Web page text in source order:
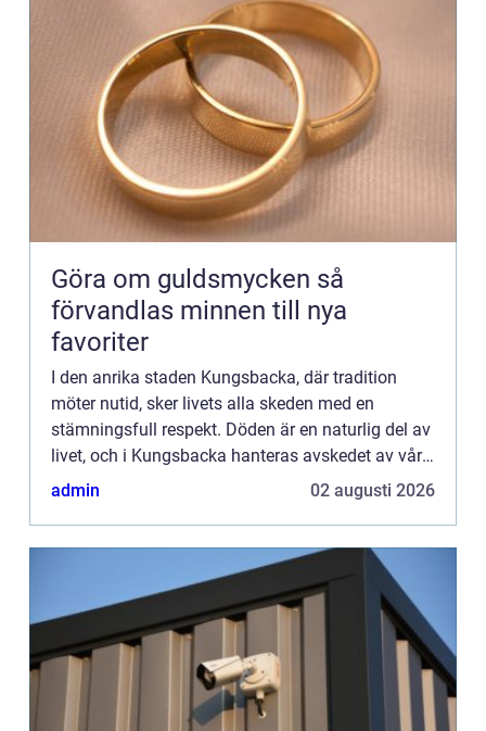
Göra om guldsmycken så
förvandlas minnen till nya
favoriter
I den anrika staden Kungsbacka, där tradition
möter nutid, sker livets alla skeden med en
stämningsfull respekt. Döden är en naturlig del av
livet, och i Kungsbacka hanteras avskedet av våra
nära och kära med ...
admin 02 augusti 2026